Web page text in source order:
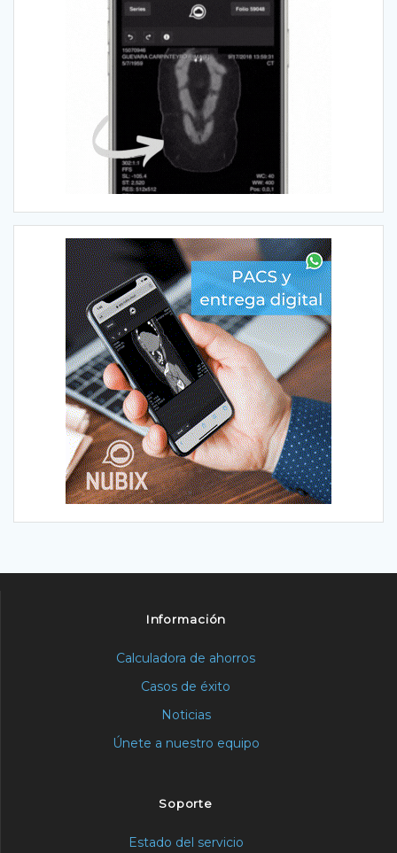
Información
Calculadora de ahorros
Casos de éxito
Noticias
Únete a nuestro equipo
Soporte
Estado del servicio